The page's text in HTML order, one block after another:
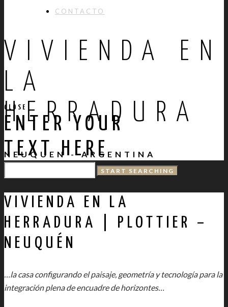
CONTACTO
VIVIENDA EN
LA
HERRADURA
NEUQUEN - ARGENTINA
CLOSE
ENTER YOUR
TEXT HERE
VIVIENDA EN LA
HERRADURA | PLOTTIER –
NEUQUÉN
…la casa configurando el paisaje, geometría y tecnología para la
integración plena de encuadre de horizontes…